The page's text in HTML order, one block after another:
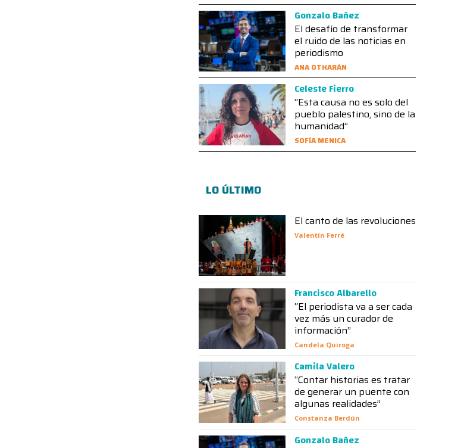
Gonzalo Bañez
El desafío de transformar
el ruido de las noticias en
periodismo
ANA OTHARÁN
Celeste Fierro
“Esta causa no es solo del
pueblo palestino, sino de la
humanidad”
SOFÍA MENICA
LO ÚLTIMO
El canto de las revoluciones
Valentín Ferré
Francisco Albarello
“El periodista va a ser cada
vez más un curador de
información”
Candela Quiroga
Camila Valero
“Contar historias es tratar
de generar un puente con
algunas realidades”
Constanza Berdún
Gonzalo Bañez